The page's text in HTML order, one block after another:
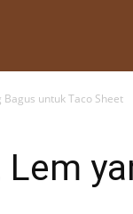
Bagus untuk Taco Sheet
Lem